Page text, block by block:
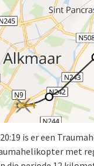
is er een
met